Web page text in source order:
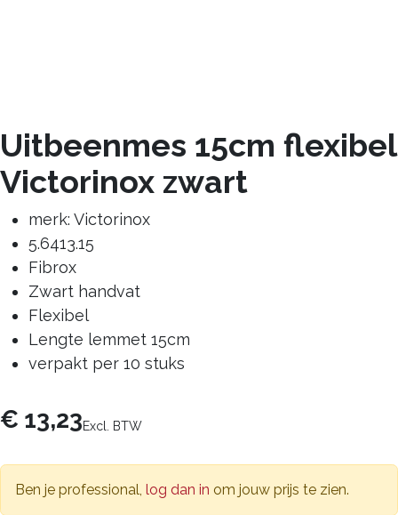
Uitbeenmes 15cm flexibel
Victorinox zwart
merk: Victorinox
5.6413.15
Fibrox
Zwart handvat
Flexibel
Lengte lemmet 15cm
verpakt per 10 stuks
€ 13,23Excl. BTW
Ben je professional, log dan in om jouw prijs te zien.